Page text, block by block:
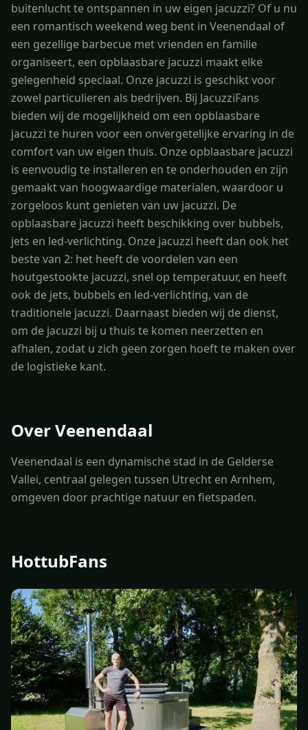
buitenlucht te ontspannen in uw eigen jacuzzi? Of u nu
een romantisch weekend weg bent in Veenendaal of
een gezellige barbecue met vrienden en familie
organiseert, een opblaasbare jacuzzi maakt elke
gelegenheid speciaal. Onze jacuzzi is geschikt voor
zowel particulieren als bedrijven. Bij JacuzziFans
bieden wij de mogelijkheid om een opblaasbare
jacuzzi te huren voor een onvergetelijke ervaring in de
comfort van uw eigen thuis. Onze opblaasbare jacuzzi
is eenvoudig te installeren en te onderhouden en zijn
gemaakt van hoogwaardige materialen, waardoor u
zorgeloos kunt genieten van uw jacuzzi. De
opblaasbare jacuzzi heeft beschikking over bubbels,
jets en led-verlichting. Onze jacuzzi heeft dan ook het
beste van 2: het heeft de voordelen van een
houtgestookte jacuzzi, snel op temperatuur, en heeft
ook de jets, bubbels en led-verlichting, van de
traditionele jacuzzi. Daarnaast bieden wij de dienst,
om de jacuzzi bij u thuis te komen neerzetten en
afhalen, zodat u zich geen zorgen hoeft te maken over
de logistieke kant.
Over Veenendaal
Veenendaal is een dynamische stad in de Gelderse
Vallei, centraal gelegen tussen Utrecht en Arnhem,
omgeven door prachtige natuur en fietspaden.
HottubFans